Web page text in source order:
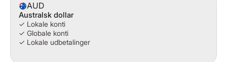
AUD
Australsk dollar
✓ Lokale konti
✓ Globale konti
✓ Lokale udbetalinger